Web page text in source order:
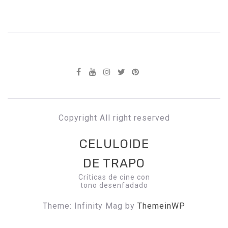
Copyright All right reserved
CELULOIDE
DE TRAPO
Críticas de cine con
tono desenfadado
Theme: Infinity Mag by ThemeinWP